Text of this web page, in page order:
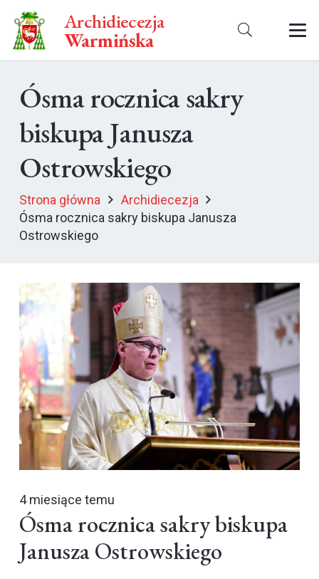
Archidiecezja
Warmińska
Ósma rocznica sakry
biskupa Janusza
Ostrowskiego
Strona główna
Archidiecezja
Ósma rocznica sakry biskupa Janusza
Ostrowskiego
4 miesiące temu
Ósma rocznica sakry biskupa
Janusza Ostrowskiego